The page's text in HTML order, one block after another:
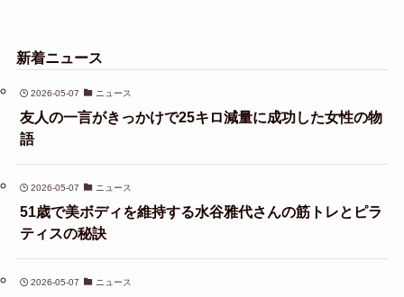
新着ニュース
2026-05-07 ニュース
友人の一言がきっかけで25キロ減量に成功した女性の物
語
2026-05-07 ニュース
51歳で美ボディを維持する水谷雅代さんの筋トレとピラ
ティスの秘訣
2026-05-07 ニュース